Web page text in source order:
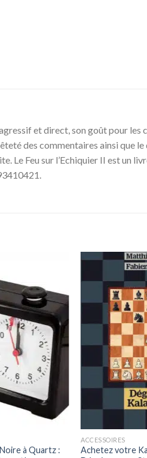
agressif et direct, son goût pour
des commentaires ainsi que le
Le Feu sur l’Echiquier II est un
à Quartz :
ACCESSOIRES
Achetez votre